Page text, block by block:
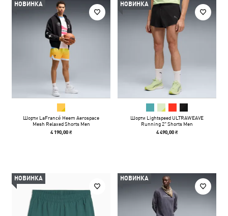
НОВИНКА
Шорти LaFrancé Heem Aerospace
Mesh Relaxed Shorts Men
4 190,00 ₴
НОВИНКА
Шорти Lightspeed ULTRAWEAVE
Running 2" Shorts Men
4 490,00 ₴
НОВИНКА НОВИНКА